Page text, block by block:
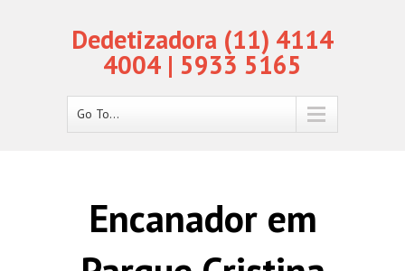
Dedetizadora (11) 4114
4004 | 5933 5165
Go To...
Encanador em